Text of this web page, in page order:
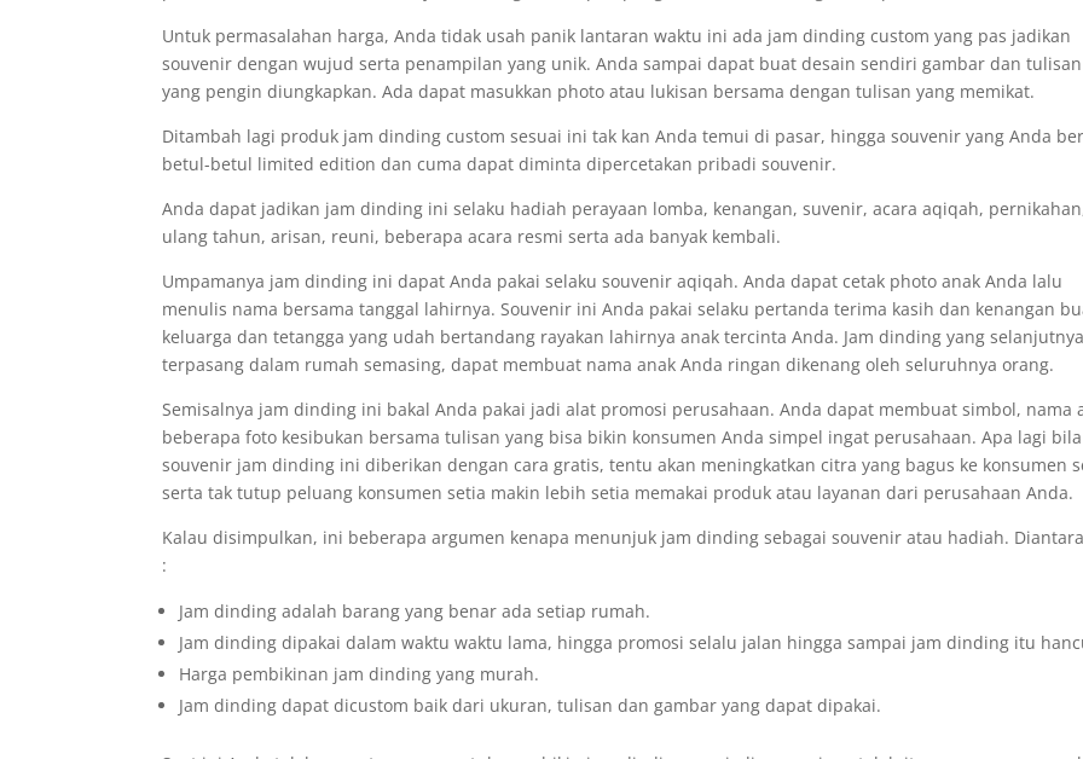
Untuk permasalahan harga, Anda tidak usah panik lantaran waktu ini ada jam dinding custom yang pas jadikan
souvenir dengan wujud serta penampilan yang unik. Anda sampai dapat buat desain sendiri gambar dan tulisan
yang pengin diungkapkan. Ada dapat masukkan photo atau lukisan bersama dengan tulisan yang memikat.
Ditambah lagi produk jam dinding custom sesuai ini tak kan Anda temui di pasar, hingga souvenir yang Anda
betul-betul limited edition dan cuma dapat diminta dipercetakan pribadi souvenir.
Anda dapat jadikan jam dinding ini selaku hadiah perayaan lomba, kenangan, suvenir, acara aqiqah,
ulang tahun, arisan, reuni, beberapa acara resmi serta ada banyak kembali.
Umpamanya jam dinding ini dapat Anda pakai selaku souvenir aqiqah. Anda dapat cetak photo anak Anda lalu
menulis nama bersama tanggal lahirnya. Souvenir ini Anda pakai selaku pertanda terima kasih dan kenangan
keluarga dan tetangga yang udah bertandang rayakan lahirnya anak tercinta Anda. Jam dinding yang selanjutnya
terpasang dalam rumah semasing, dapat membuat nama anak Anda ringan dikenang oleh seluruhnya orang.
Semisalnya jam dinding ini bakal Anda pakai jadi alat promosi perusahaan. Anda dapat membuat simbol, nama
beberapa foto kesibukan bersama tulisan yang bisa bikin konsumen Anda simpel ingat perusahaan. Apa lagi bila
souvenir jam dinding ini diberikan dengan cara gratis, tentu akan meningkatkan citra yang bagus ke konsumen
serta tak tutup peluang konsumen setia makin lebih setia memakai produk atau layanan dari perusahaan Anda.
Kalau disimpulkan, ini beberapa argumen kenapa menunjuk jam dinding sebagai souvenir atau hadiah.
:
Jam dinding adalah barang yang benar ada setiap rumah.
Jam dinding dipakai dalam waktu waktu lama, hingga promosi selalu jalan hingga sampai jam dinding itu
Harga pembikinan jam dinding yang murah.
Jam dinding dapat dicustom baik dari ukuran, tulisan dan gambar yang dapat dipakai.